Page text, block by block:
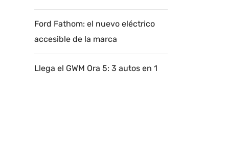
Ford Fathom: el nuevo eléctrico
accesible de la marca
Llega el GWM Ora 5: 3 autos en 1